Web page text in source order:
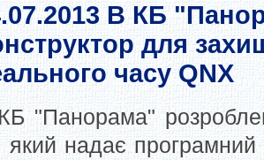
В КБ
для
часу QNX
"Панорама"
який надає програмний